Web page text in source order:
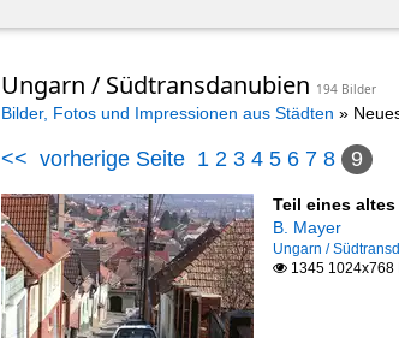
Ungarn / Südtransdanubien 194 Bilder
Bilder, Fotos und Impressionen aus Städten »
<< vorherige Seite 1 2 3 4 5 6 7 8 9
Teil eines
B. Mayer
Ungarn /
1345 1024x768